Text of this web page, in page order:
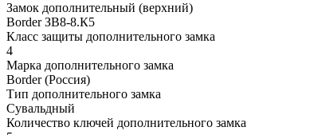
Замок дополнительный (верхний)
Border ЗВ8-8.К5
Класс защиты дополнительного замка
4
Марка дополнительного замка
Border (Россия)
Тип дополнительного замка
Сувальдный
Количество ключей дополнительного замка